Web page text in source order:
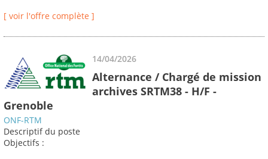
[ voir l'offre complète ]
14/04/2026
Alternance / Chargé de mission
archives SRTM38 - H/F -
Grenoble
ONF-RTM
Descriptif du poste
Objectifs :